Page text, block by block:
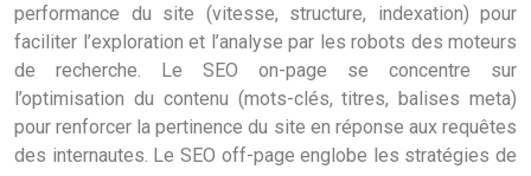
performance du site (vitesse, structure, indexation) pour
faciliter l’exploration et l’analyse par les robots des moteurs
de recherche. Le SEO on-page se concentre sur
l’optimisation du contenu (mots-clés, titres, balises meta)
pour renforcer la pertinence du site en réponse aux requêtes
des internautes. Le SEO off-page englobe les stratégies de